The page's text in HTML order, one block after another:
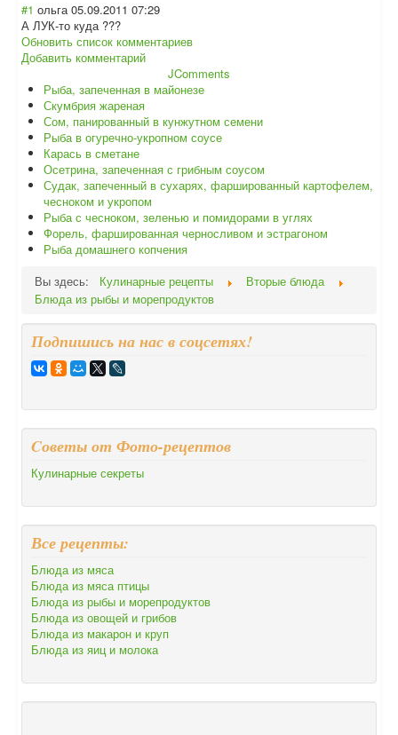
#1 ольга 05.09.2011 07:29
А ЛУК-то куда ???
Обновить список комментариев
Добавить комментарий
JComments
Рыба, запеченная в майонезе
Скумбрия жареная
Сом, панированный в кунжутном семени
Рыба в огуречно-укропном соусе
Карась в сметане
Осетрина, запеченная с грибным соусом
Судак, запеченный в сухарях, фаршированный картофелем,
чесноком и укропом
Рыба с чесноком, зеленью и помидорами в углях
Форель, фаршированная черносливом и эстрагоном
Рыба домашнего копчения
Вы здесь:
Кулинарные рецепты
Вторые блюда
Блюда из рыбы и морепродуктов
Подпишись на нас в соцсетях!
Cоветы от Фото-рецептов
Кулинарные секреты
Все рецепты:
Блюда из мяса
Блюда из мяса птицы
Блюда из рыбы и морепродуктов
Блюда из овощей и грибов
Блюда из макарон и круп
Блюда из яиц и молока